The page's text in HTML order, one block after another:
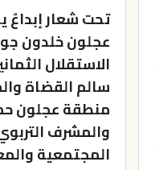
تحت شعار إبداعٌ
عجلون خلدون
الاستقلال
سالم القضاة
منطقة عجلون
والمشرف
المجتمعية